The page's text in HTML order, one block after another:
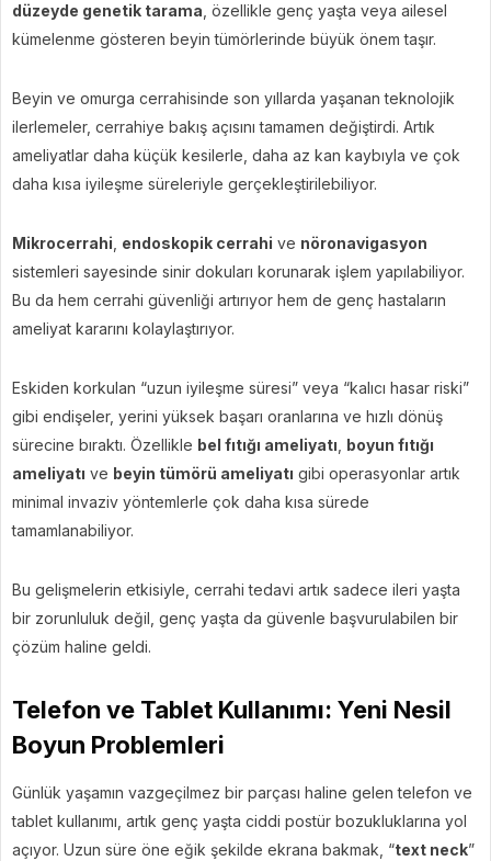
düzeyde genetik tarama , özellikle genç yaşta veya ailesel
kümelenme gösteren beyin tümörlerinde büyük önem taşır.
Beyin ve omurga cerrahisinde son yıllarda yaşanan teknolojik
ilerlemeler, cerrahiye bakış açısını tamamen değiştirdi. Artık
ameliyatlar daha küçük kesilerle, daha az kan kaybıyla ve çok
daha kısa iyileşme süreleriyle gerçekleştirilebiliyor.
Mikrocerrahi endoskopik cerrahi ve nöronavigasyon
sistemleri sayesinde sinir dokuları korunarak işlem yapılabiliyor.
Bu da hem cerrahi güvenliği artırıyor hem de genç hastaların
ameliyat kararını kolaylaştırıyor.
Eskiden korkulan “uzun iyileşme süresi” veya “kalıcı hasar riski”
gibi endişeler, yerini yüksek başarı oranlarına ve hızlı dönüş
sürecine bıraktı. Özellikle bel fıtığı ameliyatı boyun fıtığı
ameliyatı ve beyin tümörü ameliyatı gibi operasyonlar artık
minimal invaziv yöntemlerle çok daha kısa sürede
tamamlanabiliyor.
Bu gelişmelerin etkisiyle, cerrahi tedavi artık sadece ileri yaşta
bir zorunluluk değil, genç yaşta da güvenle başvurulabilen bir
çözüm haline geldi.
Telefon ve Tablet Kullanımı: Yeni Nesil
Boyun Problemleri
Günlük yaşamın vazgeçilmez bir parçası haline gelen telefon ve
tablet kullanımı, artık genç yaşta ciddi postür bozukluklarına yol
açıyor. Uzun süre öne eğik şekilde ekrana bakmak, “text neck”